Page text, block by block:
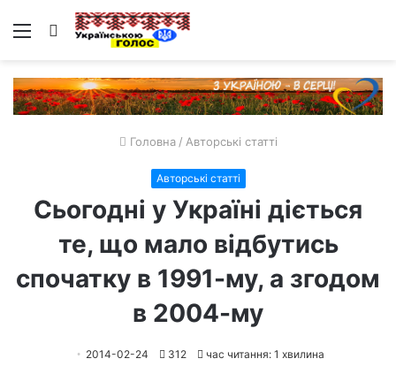
Меню Пошук
Головна / Авторські статті
Авторські статті
Сьогодні у Україні діється
те, що мало відбутись
спочатку в 1991-му, а згодом
в 2004-му
2014-02-24 312 час читання: 1 хвилина